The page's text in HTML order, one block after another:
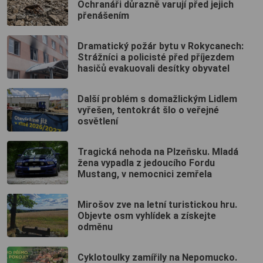
Ochranáři důrazně varují před jejich
přenášením
Dramatický požár bytu v Rokycanech:
Strážníci a policisté před příjezdem
hasičů evakuovali desítky obyvatel
Další problém s domažlickým Lidlem
vyřešen, tentokrát šlo o veřejné
osvětlení
Tragická nehoda na Plzeňsku. Mladá
žena vypadla z jedoucího Fordu
Mustang, v nemocnici zemřela
Mirošov zve na letní turistickou hru.
Objevte osm vyhlídek a získejte
odměnu
Cyklotoulky zamířily na Nepomucko.